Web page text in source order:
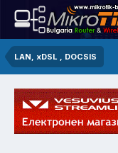
LAN, xDSL , DOCSIS